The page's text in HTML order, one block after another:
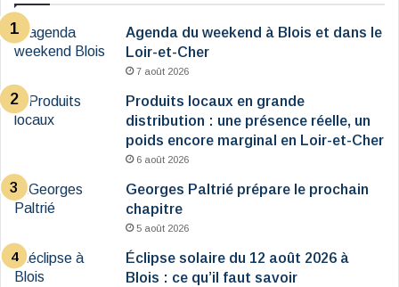
Agenda du weekend à Blois et dans le
Loir-et-Cher
7 août 2026
Produits locaux en grande
distribution : une présence réelle, un
poids encore marginal en Loir-et-Cher
6 août 2026
Georges Paltrié prépare le prochain
chapitre
5 août 2026
Éclipse solaire du 12 août 2026 à
Blois : ce qu’il faut savoir